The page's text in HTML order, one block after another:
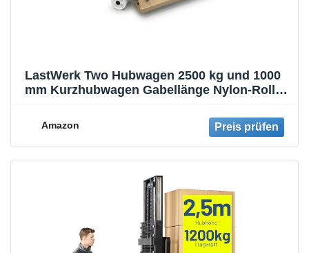
LastWerk Two Hubwagen 2500 kg und 1000
mm Kurzhubwagen Gabellänge Nylon-Rollen
Gabelhubwagen aus Stahl mit Licht & Hupe
Amazon